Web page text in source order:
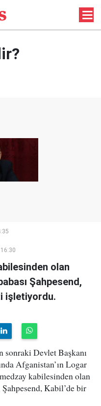
olan
Şahpesend,
işletiyordu.
sonraki Devlet Başkanı
Afganistan’ın Logar
kabilesinden olan
Kabil’de bir